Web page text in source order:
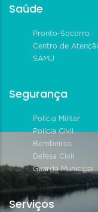
Saúde
Pronto-Socorro
Centro de
SAMU
Segurança
Polícia Militar
Polícia Civil
Bombeiros
Defesa Civil
Guarda Municipal
Serviços